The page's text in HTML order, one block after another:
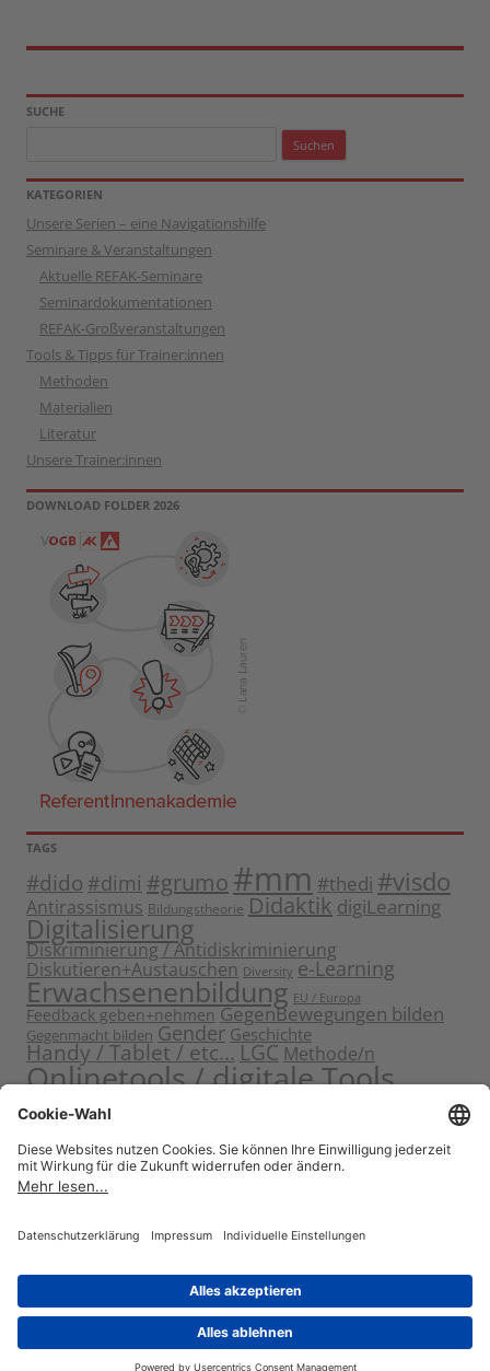
SUCHE
KATEGORIEN
Unsere Serien – eine Navigationshilfe
Seminare & Veranstaltungen
Aktuelle REFAK-Seminare
Seminardokumentationen
REFAK-Großveranstaltungen
Tools & Tipps für Trainer:innen
Methoden
Materialien
Literatur
Unsere Trainer:innen
DOWNLOAD FOLDER 2026
TAGS
#dido #dimi #grumo #mm #thedi #visdo
Antirassismus Bildungstheorie Didaktik digiLearning
Digitalisierung
Diskriminierung / Antidiskriminierung
Diskutieren+Austauschen Diversity e-Learning
Erwachsenenbildung EU / Europa
Feedback geben+nehmen GegenBewegungen bilden
Gegenmacht bilden Gender Geschichte
Handy / Tablet / etc... LGC Methode/n
Onlinetools / digitale Tools
Politische Bildung
Sensibilisieren Sichern+Verankern Solidarität
Starten+Kennenlernen Tagung
Teamentwicklung+Gruppendynamik
VideoVisualisierung Voneinander+miteinander lernen
Stolz präsentiert von WordPress